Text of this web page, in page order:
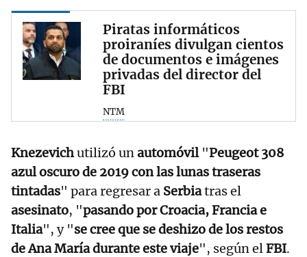
Piratas informáticos
proiraníes divulgan cientos
de documentos e imágenes
privadas del director del
FBI
NTM
Knezevichutilizó unautomóvil"Peugeot 308
azul oscuro de 2019 con las lunas traseras
tintadas" para regresar a Serbiatras el
asesinato, "pasando por Croacia, Francia e
Italia", y "se cree que se deshizo de los restos
de Ana María durante este viaje", según elFBI.